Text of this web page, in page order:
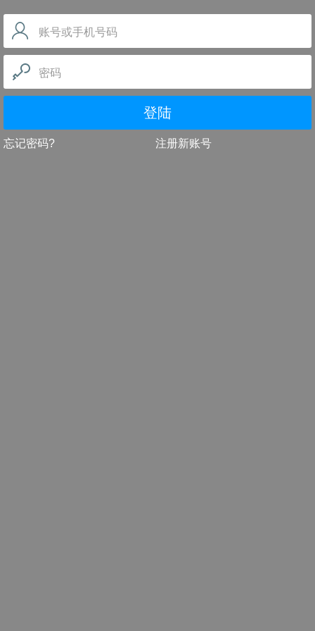
账号或手机号码
密码
登陆
忘记密码? 注册新账号